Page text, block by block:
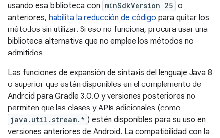
usando esa biblioteca con minSdkVersion 25 o
anteriores, habilita la reducción de código para quitar los
métodos sin utilizar. Si eso no funciona, procura usar una
biblioteca alternativa que no emplee los métodos no
admitidos.
Las funciones de expansión de sintaxis del lenguaje Java 8
o superior que están disponibles en el complemento de
Android para Gradle 3.0.0 y versiones posteriores no
permiten que las clases y APIs adicionales (como
java.util.stream.* ) estén disponibles para su uso en
versiones anteriores de Android. La compatibilidad con la